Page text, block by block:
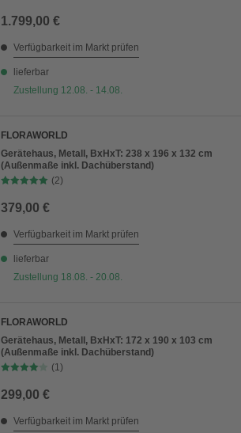
1.799,00 €
Verfügbarkeit im Markt prüfen
lieferbar
Zustellung 12.08. - 14.08.
FLORAWORLD
Gerätehaus, Metall, BxHxT: 238 x 196 x 132 cm
(Außenmaße inkl. Dachüberstand)
(2)
379,00 €
Verfügbarkeit im Markt prüfen
lieferbar
Zustellung 18.08. - 20.08.
FLORAWORLD
Gerätehaus, Metall, BxHxT: 172 x 190 x 103 cm
(Außenmaße inkl. Dachüberstand)
(1)
299,00 €
Verfügbarkeit im Markt prüfen